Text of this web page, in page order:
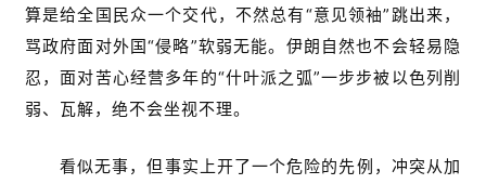
算是给全国民众一个交代，不然总有“意见领袖”跳出来，
骂政府面对外国“侵略”软弱无能。伊朗自然也不会轻易隐
忍，面对苦心经营多年的“什叶派之弧”一步步被以色列削
弱、瓦解，绝不会坐视不理。
看似无事，但事实上开了一个危险的先例，冲突从加